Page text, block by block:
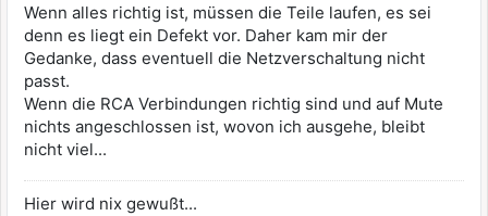
Wenn alles richtig ist, müssen die Teile laufen, es sei
denn es liegt ein Defekt vor. Daher kam mir der
Gedanke, dass eventuell die Netzverschaltung nicht
passt.
Wenn die RCA Verbindungen richtig sind und auf Mute
nichts angeschlossen ist, wovon ich ausgehe, bleibt
nicht viel...
Hier wird nix gewußt...